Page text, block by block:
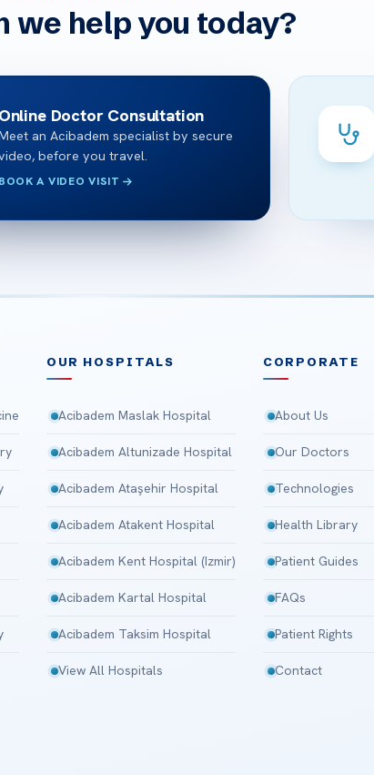
we help you today?
Doctor Consultation
an Acibadem specialist by secure
before you travel.
BOOK A VIDEO VISIT
OUR HOSPITALS
Acibadem Maslak Hospital
Acibadem Altunizade Hospital
Acibadem Ataşehir Hospital
Acibadem Atakent Hospital
Acibadem Kent Hospital (Izmir)
Acibadem Kartal Hospital
Acibadem Taksim Hospital
View All Hospitals
CORPORATE
About Us
Our Doctors
Technologies
Health Library
Patient Guides
FAQs
Patient Rights
Contact